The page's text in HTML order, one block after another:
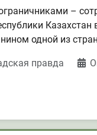
–
одной из
правда